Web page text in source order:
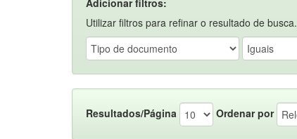
Adicionar filtros:
Utilizar filtros para refinar o resultado de busca.
Resultados/Página Ordenar por